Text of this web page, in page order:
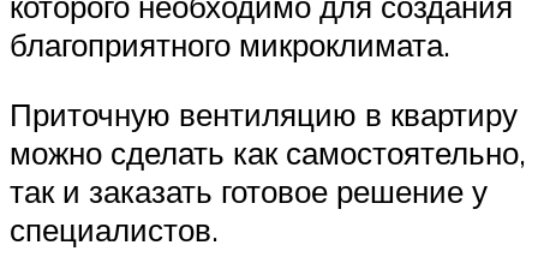
благоприятного микроклимата.
Приточную вентиляцию в квартиру
можно сделать как самостоятельно,
так и заказать готовое решение у
специалистов.